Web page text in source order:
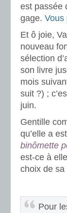
est passée
gage. Vous
Et ô joie,
nouveau
sélection
son livre
mois
suit ?) ;
juin.
Gentille
qu’elle a
binômette
est-ce à
choix de
Pour